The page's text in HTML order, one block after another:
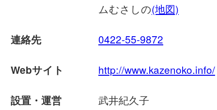
ムむさしの(地図)
連絡先 0422-55-9872
Webサイト http://www.kazenoko.info/
設置・運営 武井紀久子